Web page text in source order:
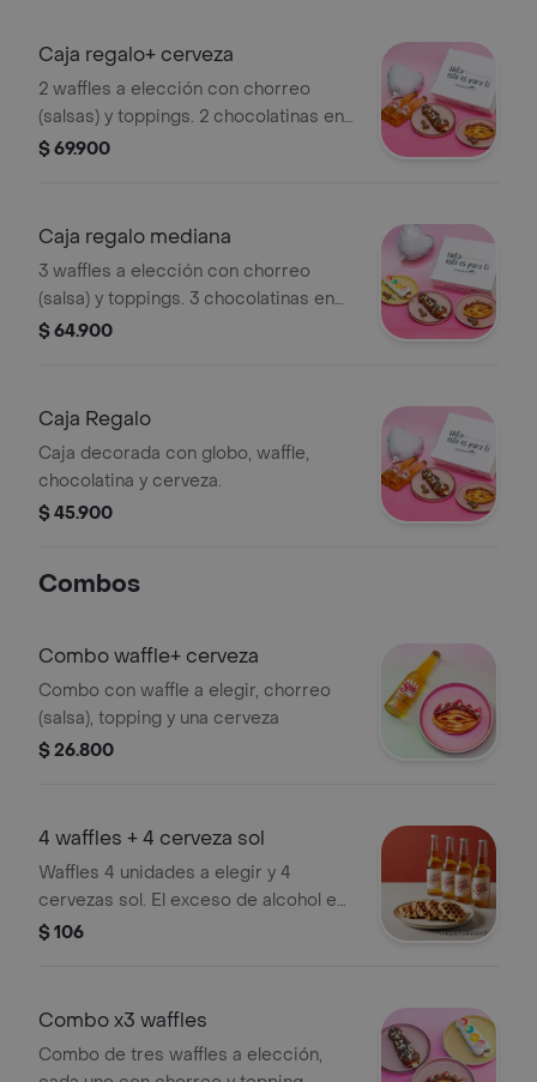
Caja regalo+ cerveza
2 waffles a elección con chorreo
(salsas) y toppings. 2 chocolatinas en
forma de vergolio, 2 cervezas y globo
$ 69.900
Caja regalo mediana
3 waffles a elección con chorreo
(salsa) y toppings. 3 chocolatinas en
forma de vergolio y globo de corazón.
$ 64.900
Caja Regalo
Caja decorada con globo, waffle,
chocolatina y cerveza.
$ 45.900
Combos
Combo waffle+ cerveza
Combo con waffle a elegir, chorreo
(salsa), topping y una cerveza
$ 26.800
4 waffles + 4 cerveza sol
Waffles 4 unidades a elegir y 4
cervezas sol. El exceso de alcohol es
perjudicial para la salud. ley 30 de
edad ley 124 1994
$ 106
Combo x3 waffles
Combo de tres waffles a elección,